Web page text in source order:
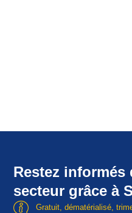
Restez informés
secteur grâce à
Gratuit, dématérialisé,